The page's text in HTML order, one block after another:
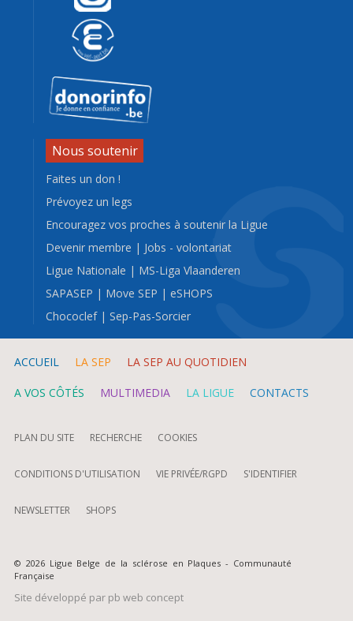
Nous soutenir
Faites un don !
Prévoyez un legs
Encouragez vos proches à soutenir la Ligue
Devenir membre | Jobs - volontariat
Ligue Nationale | MS-Liga Vlaanderen
SAPASEP | Move SEP |eSHOPS
Chococlef|Sep-Pas-Sorcier
ACCUEIL LA SEP LA SEP AU QUOTIDIEN
A VOS CÔTÉS MULTIMEDIA LA LIGUE CONTACTS
PLAN DU SITE RECHERCHE COOKIES
CONDITIONS D'UTILISATION VIE PRIVÉE/RGPD S'IDENTIFIER
NEWSLETTER SHOPS
© 2026 Ligue Belge de la sclérose en Plaques - Communauté
Française
Site développé par pb web concept